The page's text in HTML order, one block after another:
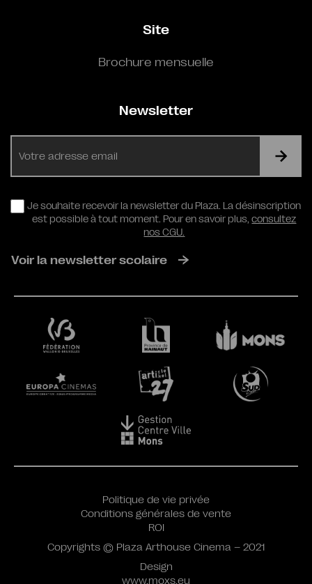
Site
Brochure mensuelle
Newsletter
RGPD
Je souhaite recevoir la newsletter du Plaza. La désinscription
est possible à tout moment. Pour en savoir plus,consultez
nos CGU.
Voir la newsletter scolaire
Design
www.moxs.eu
Politique de vie privée
Conditions générales de vente
ROI
Copyrights © Plaza Arthouse Cinema – 2021